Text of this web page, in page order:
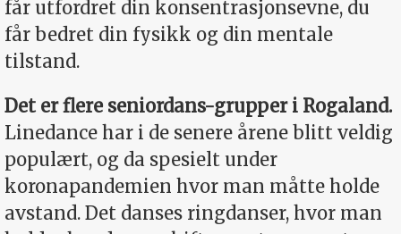
får utfordret din konsentrasjonsevne, du
får bedret din fysikk og din mentale
tilstand.
Det er flere seniordans-grupper i Rogaland.
Linedance har i de senere årene blitt veldig
populært, og da spesielt under
koronapandemien hvor man måtte holde
avstand. Det danses ringdanser, hvor man